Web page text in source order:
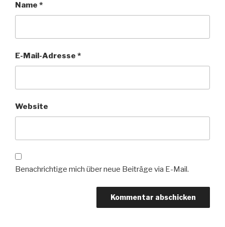
Name *
E-Mail-Adresse *
Website
Benachrichtige mich über neue Beiträge via E-Mail.